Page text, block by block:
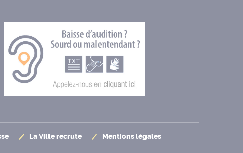
La Ville recrute
Mentions légales